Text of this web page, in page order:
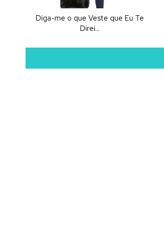
Diga-me o que Veste que Eu Te
Direi...